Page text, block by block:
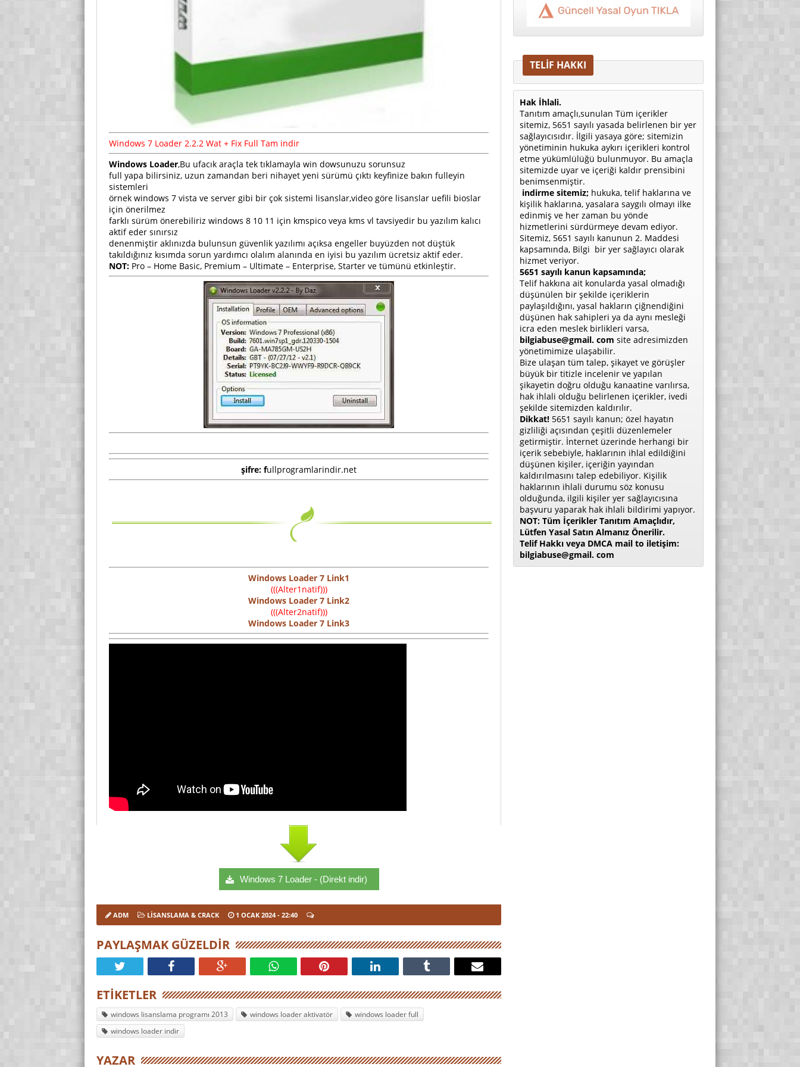
Windows 7 Loader 2.2.2 Wat + Fix Full Tam indir
Windows Loader,Bu ufacık araçla tek tıklamayla win dowsunuzu sorunsuz
full yapa bilirsiniz, uzun zamandan beri nihayet yeni sürümü çıktı keyfinize bakın fulleyin
sistemleri
örnek windows 7 vista ve server gibi bir çok sistemi lisanslar,video göre lisanslar uefili bioslar
için önerilmez
farklı sürüm önerebiliriz windows 8 10 11 için kmspico veya kms vl tavsiyedir bu yazılım kalıcı
aktif eder sınırsız
denenmiştir aklınızda bulunsun güvenlik yazılımı açıksa engeller buyüzden not düştük
takıldığınız kısımda sorun yardımcı olalım alanında en iyisi bu yazılım ücretsiz aktif eder.
NOT: Pro – Home Basic, Premium – Ultimate – Enterprise, Starter ve tümünü etkinleştir.
şifre: fullprogramlarindir.net
Windows Loader 7 Link1
(((Alter1natif)))
Windows Loader 7 Link2
(((Alter2natif)))
Windows Loader 7 Link3
Windows 7 Loader - (Direkt indir)
ADM LISANSLAMA & CRACK 1 OCAK 2024- 22:40
PAYLAŞMAK GÜZELDIR
ETIKETLER
windows lisanslama programı 2013 windows loader aktivatör
windows loader full
windows loader indir
YAZAR
TELİF HAKKI
Hak İhlali.
Tanıtım amaçlı,sunulan Tüm içerikler
sitemiz, 5651 sayılı yasada belirlenen bir yer
sağlayıcısıdır. İlgili yasaya göre; sitemizin
yönetiminin hukuka aykırı içerikleri kontrol
etme yükümlülüğü bulunmuyor. Bu amaçla
sitemizde uyar ve içeriği kaldır prensibini
benimsenmiştir.
indirme sitemiz; hukuka, telif haklarına ve
kişilik haklarına, yasalara saygılı olmayı ilke
edinmiş ve her zaman bu yönde
hizmetlerini sürdürmeye devam ediyor.
Sitemiz, 5651 sayılı kanunun 2. Maddesi
kapsamında, Bilgi bir yer sağlayıcı olarak
hizmet veriyor.
5651 sayılı kanun kapsamında;
Telif hakkına ait konularda yasal olmadığı
düşünülen bir şekilde içeriklerin
paylaşıldığını, yasal hakların çiğnendiğini
düşünen hak sahipleri ya da aynı mesleği
icra eden meslek birlikleri varsa,
bilgiabuse@gmail. com site adresimizden
yönetimimize ulaşabilir.
Bize ulaşan tüm talep, şikayet ve görüşler
büyük bir titizle incelenir ve yapılan
şikayetin doğru olduğu kanaatine varılırsa,
hak ihlali olduğu belirlenen içerikler, ivedi
şekilde sitemizden kaldırılır.
Dikkat! 5651 sayılı kanun; özel hayatın
gizliliği açısından çeşitli düzenlemeler
getirmiştir. İnternet üzerinde herhangi bir
içerik sebebiyle, haklarının ihlal edildiğini
düşünen kişiler, içeriğin yayından
kaldırılmasını talep edebiliyor. Kişilik
haklarının ihlali durumu söz konusu
olduğunda, ilgili kişiler yer sağlayıcısına
başvuru yaparak hak ihlali bildirimi yapıyor.
NOT: Tüm İçerikler Tanıtım Amaçlıdır,
Lütfen Yasal Satın Almanız Önerilir.
Telif Hakkı veya DMCA mail to iletişim:
bilgiabuse@gmail. com